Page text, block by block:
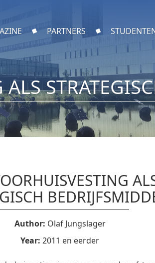
PARTNERS
Author: Olaf Jungslager
Year: 2011 en eerder